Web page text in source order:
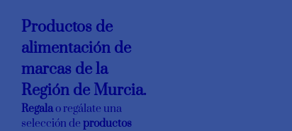
Productos de
alimentación de
marcas de la
Región de Murcia.
Regalao regálate una
selección de productos